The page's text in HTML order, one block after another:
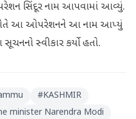
સિંદૂર નામ આપવામાં આવ્યું.
પોતે આ ઓપરેશનને આ નામ આપ્યું
સ્વીકાર કર્યો હતો.
#KASHMIR
minister Narendra Modi